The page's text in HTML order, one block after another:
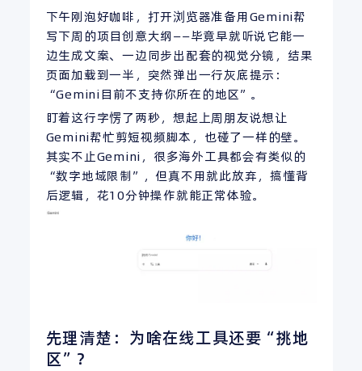
下午刚泡好咖啡，打开浏览器准备用Gemini帮
写下周的项目创意大纲——毕竟早就听说它能一
边生成文案、一边同步出配套的视觉分镜，结果
页面加载到一半，突然弹出一行灰底提示：
“Gemini目前不支持你所在的地区”。
盯着这行字愣了两秒，想起上周朋友说想让
Gemini帮忙剪短视频脚本，也碰了一样的壁。
其实不止Gemini，很多海外工具都会有类似的
“数字地域限制”，但真不用就此放弃，搞懂背
后逻辑，花10分钟操作就能正常体验。
先理清楚：为啥在线工具还要“挑地
区”？